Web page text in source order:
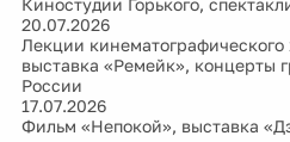
Киностудии Горького,
20.07.2026
Лекции
выставка «Ремейк», концерты
России
17.07.2026
Фильм «Непокой», выставка